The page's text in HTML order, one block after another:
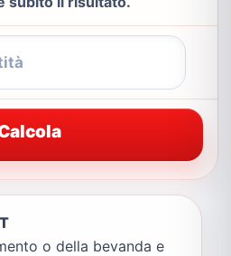
o della bevanda e